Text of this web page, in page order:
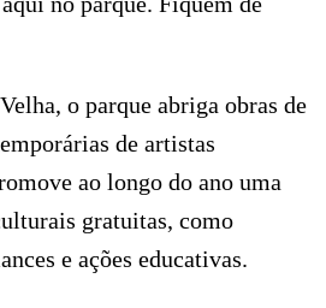
o parque abriga obras de
de artistas
ao longo do ano uma
gratuitas, como
e ações educativas.